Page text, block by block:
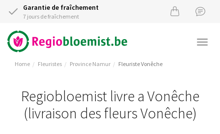
Garantie de fraîchement
7 jours de fraîchement
Home Fleuristes Province Namur Fleuriste Vonêche
Regiobloemist livre a Vonêche
(livraison des fleurs Vonêche)